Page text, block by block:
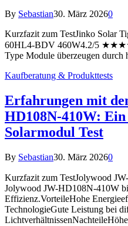
By Sebastian30. März 20260
Kurzfazit zum TestJinko Solar
60HL4-BDV 460W4.2/5
Type Module überzeugen
Kaufberatung & Produkttests
Erfahrungen mit
HD108N-410W:
Solarmodul Test
By Sebastian30. März 20260
Kurzfazit zum TestJolywood
Jolywood JW-HD108N-410W
Effizienz.VorteileHohe
TechnologieGute Leistung bei